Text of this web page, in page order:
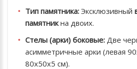
Тип памятника: Эксклюзивный
памятникна двоих.
Стелы (арки) боковые: Две
асимметричные арки (левая
80х50х5 см).